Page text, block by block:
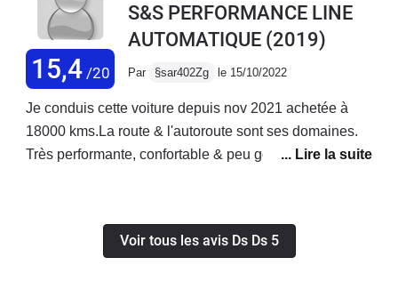
suffisamment souples. Le moteur très
performant. Un confort important. Un
surtout à l'arrière mais aussi le coffre.
Tableau de bord de type cockpit
superbe, seul le volant manque
d'élégance. Les 3 toits vitrés avec
équipements appréciables. Dommage
que la mise à jour du GPS est aussi
15,4/20
S&S PERFORMANCE LINE
AUTOMATIQUE (2019)
Par §sar402Zg le 15/10/2022
Je conduis cette voiture depuis nov 2021 achetée à
18000 kms.La route & l'autoroute sont ses domaines.
Très performante, confortable & peu gourmande
filtrations,- Qualité des matériaux,- Rangements
ridicules,- Ess-glace AR symbolique,- Jantes & pneus
Voir tous les avis Ds Ds 5